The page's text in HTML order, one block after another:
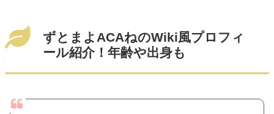
ずとまよACAねのWiki風プロフィ
ール紹介！年齢や出身も